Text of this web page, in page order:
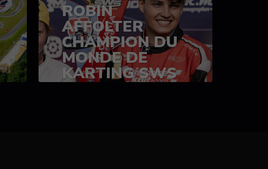
ROBIN
AFFOLTER
CHAMPION DU
MONDE DE
KARTING SWS